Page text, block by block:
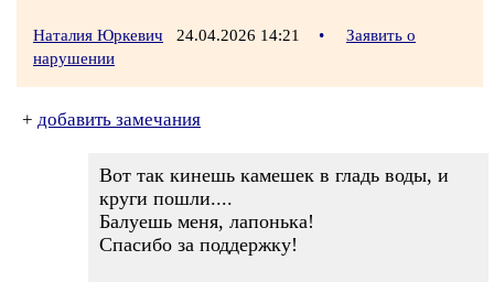
Наталия Юркевич 24.04.2026 14:21 •
Заявить о
нарушении
+ добавить замечания
Вот так кинешь камешек в гладь воды, и
круги пошли....
Балуешь меня, лапонька!
Спасибо за поддержку!